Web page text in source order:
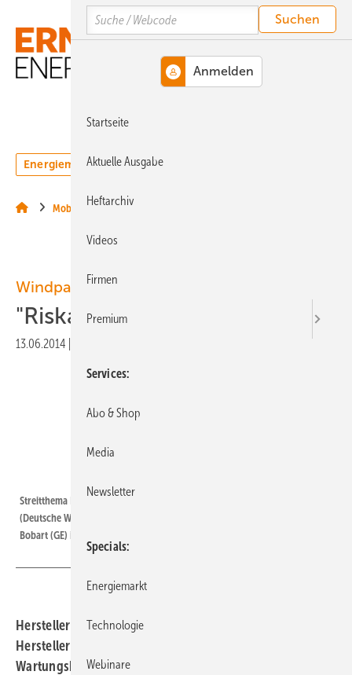
Hauptinhalt
Hauptmenü
SiteSearch
Energiemarkt Technologie
Mobilität
Windpark-Wartung – I
"Riskante Preispolitik"
13.06.2014
Streitthema Instandhaltung: Christian Essiger (Nordex), Matthias Brandt
(Deutsche Windtechnik), Ulrich Schomakers (Availon) und Andreas von
Bobart (GE) im Disput (von links).
Herstellerunabhängige Servicedienstleister und
Herstellerservice im Streitgespräch über
Wartungskonzepte, Wettbewerb und Qualität.
Search
Startseite
Aktuelle Ausgabe
Heftarchiv
Videos
Firmen
Premium
Services
Abo & Shop
Media
Newsletter
Specials
Energiemarkt
Technologie
Webinare